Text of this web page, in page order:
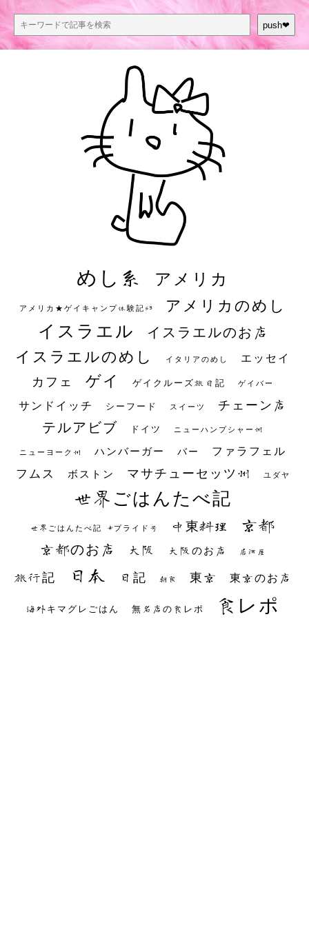
push❤︎
めし系 アメリカ
アメリカ★ゲイキャンプ体験記S3 アメリカのめし
イスラエル イスラエルのお店
イスラエルのめし イタリアのめし エッセイ
カフェ ゲイ ゲイクルーズ旅日記 ゲイバー
サンドイッチ シーフード スイーツ チェーン店
テルアビブ ドイツ ニューハンプシャー州
ニューヨーク州 ハンバーガー バー ファラフェル
フムス ボストン マサチューセッツ州 ユダヤ
世界ごはんたべ記
世界ごはんたべ記 #プライド号 中東料理 京都
京都のお店 大阪 大阪のお店 居酒屋
旅行記 日本 日記 朝食 東京 東京のお店
海外キマグレごはん 無名店の食レポ 食レポ